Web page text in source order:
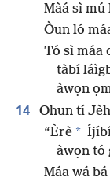
Màá sì
Òun ló
Tó sì máa
tàbí
àwọn
14
Ohun tí
“Èrè *
àwọn tó
Máa wá